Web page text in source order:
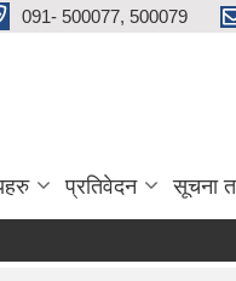
091- 500077, 500079
प्रतिवेदन सूचना